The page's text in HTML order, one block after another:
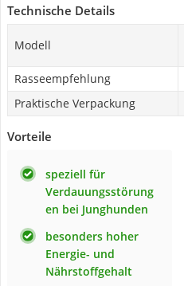
Technische Details
Modell
Rasseempfehlung
Praktische Verpackung
Vorteile
speziell für
Verdauungsstörung
en bei Junghunden
besonders hoher
Energie- und
Nährstoffgehalt